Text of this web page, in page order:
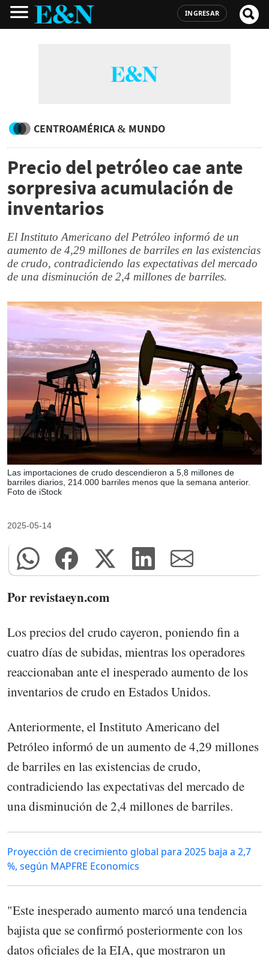
INGRESAR
CENTROAMÉRICA & MUNDO
Precio del petróleo cae ante
sorpresiva acumulación de
inventarios
El Instituto Americano del Petróleo informó de un
aumento de 4,29 millones de barriles en las existencias
de crudo, contradiciendo las expectativas del mercado
de una disminución de 2,4 millones de barriles.
Las importaciones de crudo descendieron a 5,8 millones de
barriles diarios, 214.000 barriles menos que la semana anterior.
Foto de iStock
2025-05-14
Por revistaeyn.com
Los precios del crudo cayeron, poniendo fin a
cuatro días de subidas, mientras los operadores
reaccionaban ante el inesperado aumento de los
inventarios de crudo en Estados Unidos.
Anteriormente, el Instituto Americano del
Petróleo informó de un aumento de 4,29 millones
de barriles en las existencias de crudo,
contradiciendo las expectativas del mercado de
una disminución de 2,4 millones de barriles.
Proyección de crecimiento global para 2025 baja a 2,7
%, según MAPFRE Economics
"Este inesperado aumento marcó una tendencia
bajista que se confirmó posteriormente con los
datos oficiales de la EIA, que mostraron un